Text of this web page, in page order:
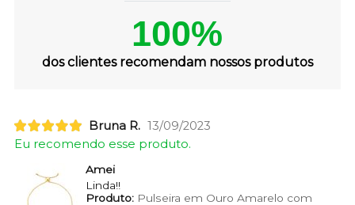
100%
dos clientes recomendam nossos produtos
Bruna R. 13/09/2023
Eu recomendo esse produto.
Amei
Linda!!
Produto:Pulseira em Ouro Amarelo com